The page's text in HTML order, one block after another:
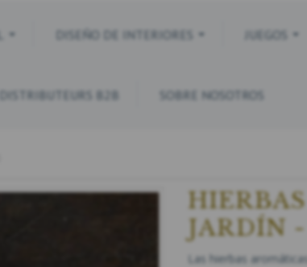
DISEÑO DE INTERIORES JUEGOS
DISTRIBUTEURS B2B SOBRE NOSOTROS
JARDÍN
Las hierbas